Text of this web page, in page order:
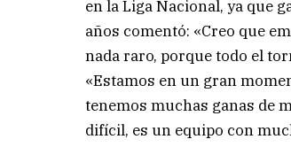
en la Liga Nacional, ya que
años comentó: «Creo que
nada raro, porque todo el
«Estamos en un gran
tenemos muchas ganas de
difícil, es un equipo con